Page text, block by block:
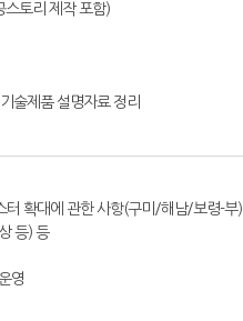
스토리 제작 포함)
술제품 설명자료 정리
터 확대에 관한 사항(구미/해남/보령-부)
등) 등
영